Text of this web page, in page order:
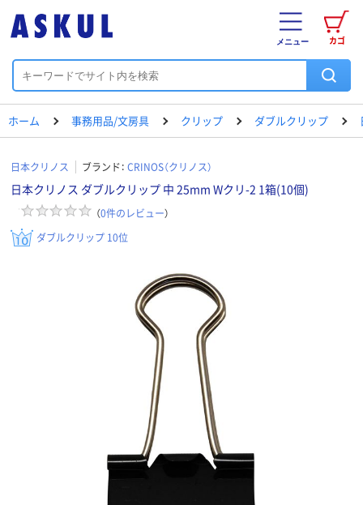
カゴ
メニュー
ホーム 事務用品/文房具 クリップ ダブルクリップ
日本クリノス ブランド： CRINOS（クリノス）
日本クリノス ダブルクリップ 中 25mm Wクリ-2 1箱(10個)
（0件のレビュー）
ダブルクリップ 10位